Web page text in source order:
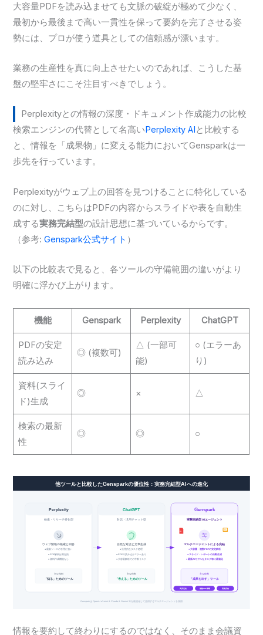
大容量PDFを読み込ませても文脈の破綻が極めて少なく、
最初から最後まで高い一貫性を保って要約を完了させる姿
勢には、プロが使う道具としての信頼感が漂います。
業務の生産性を真に向上させたいのであれば、こうした基
盤の堅牢さにこそ注目すべきでしょう。
Perplexityとの情報の深度・ドキュメント作成能力の比較
検索エンジンの代替として名高い Perplexity AI と比較する
と、情報を「成果物」に変える能力においてGensparkは一
歩先を行っています。
Perplexityがウェブ上の回答を見つけることに特化している
のに対し、こちらはPDFの内容からスライドや表を自動生
成する実務完結型の設計思想に基づいているからです。
（参考:Genspark公式サイト ）
以下の比較表で見ると、各ツールの守備範囲の違いがより
明確に浮かび上がります。
機能 Genspark Perplexity ChatGPT
PDFの安定
読み込み
◎ (複数可)
△ (一部可
能)
○ (エラーあ
り)
資料(スライ
ド)生成
◎ × △
検索の最新
性
◎ ◎ ○
情報を要約して終わりにするのではなく、そのまま会議資